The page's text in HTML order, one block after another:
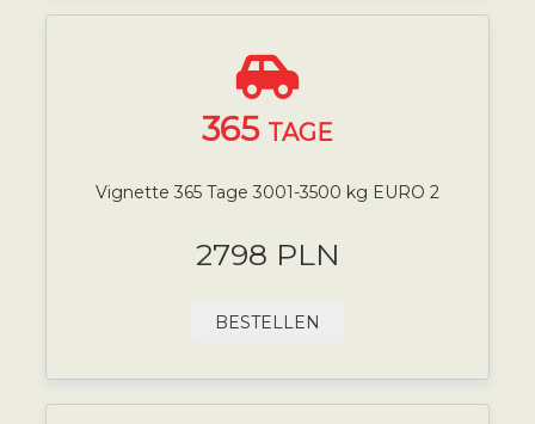
365 TAGE
Vignette 365 Tage 3001-3500 kg EURO 2
2798 PLN
BESTELLEN